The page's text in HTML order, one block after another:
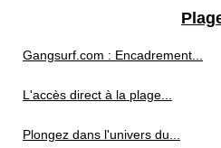
Gangsurf.com : Encadrement...
L'accès direct à la plage...
Plongez dans l'univers du...